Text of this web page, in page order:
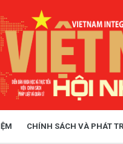
CHÍNH SÁCH VÀ PHÁT